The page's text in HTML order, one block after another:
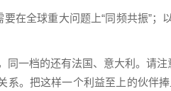
在全球重大问题上“同频共振”；
一档的还有法国、意大利。请注
。把这样一个利益至上的伙伴捧